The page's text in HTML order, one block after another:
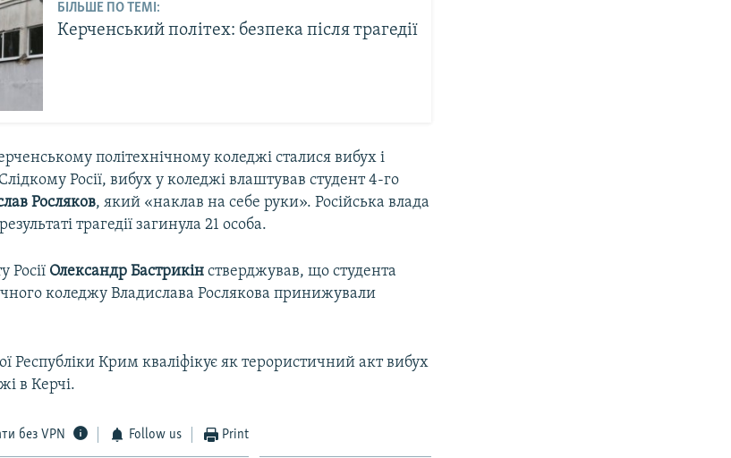
БІЛЬШЕ ПО ТЕМІ:
Керченський політех: безпека після трагедії
політехнічному коледжі сталися вибух і
Росії, вибух у коледжі влаштував студент 4-го
Росляков, який «наклав на себе руки». Російська влада
трагедії загинула 21 особа.
Росії Олександр Бастрикін стверджував, що студента
коледжу Владислава Рослякова принижували
Республіки Крим кваліфікує як терористичний акт вибух
в Керчі.
без VPN Follow us Print